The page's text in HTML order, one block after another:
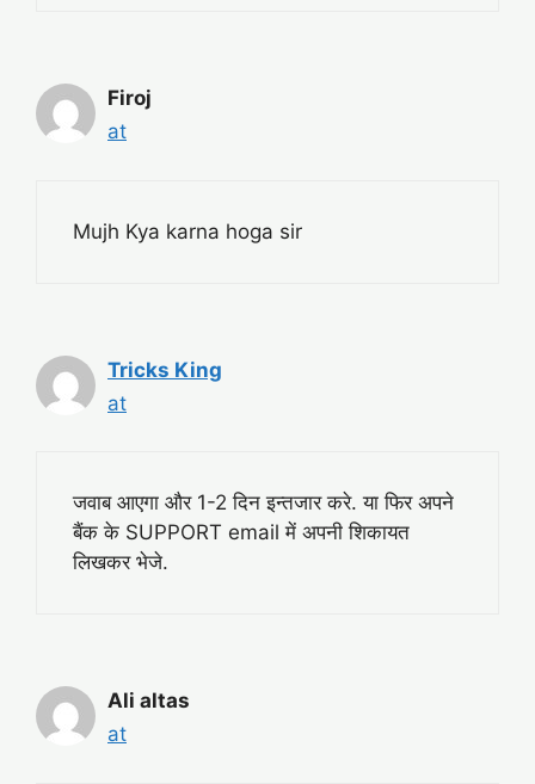
Firoj
at
Mujh Kya karna hoga sir
Tricks King
at
जवाब आएगा और 1-2 दिन इन्तजार करे. या फिर अपने
बैंक के SUPPORT email में अपनी शिकायत
लिखकर भेजे.
Ali altas
at